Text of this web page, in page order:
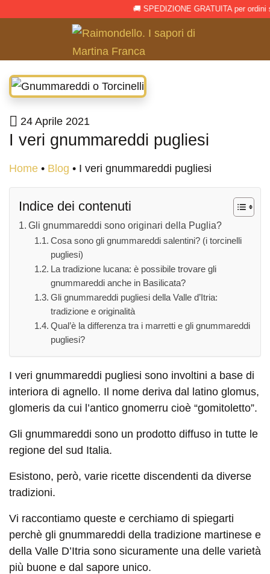
🚚 SPEDIZIONE GRATUITA per ordini
24 Aprile 2021
I veri gnummareddi pugliesi
Home • Blog • I veri gnummareddi pugliesi
Indice dei contenuti
Gli gnummareddi sono originari della Puglia?
Cosa sono gli gnummareddi salentini? (i torcinelli
pugliesi)
La tradizione lucana: è possibile trovare gli
gnummareddi anche in Basilicata?
Gli gnummareddi pugliesi della Valle d’Itria:
tradizione e originalità
Qual’è la differenza tra i marretti e gli gnummareddi
pugliesi?
I veri gnummareddi pugliesi sono involtini a base di
interiora di agnello. Il nome deriva dal latino glomus,
glomeris da cui l’antico gnomerru cioè “gomitoletto”.
Gli gnummareddi sono un prodotto diffuso in tutte le
regione del sud Italia.
Esistono, però, varie ricette discendenti da diverse
tradizioni.
Vi raccontiamo queste e cerchiamo di spiegarti
perchè gli gnummareddi della tradizione martinese e
della Valle D’Itria sono sicuramente una delle varietà
più buone e dal sapore unico.